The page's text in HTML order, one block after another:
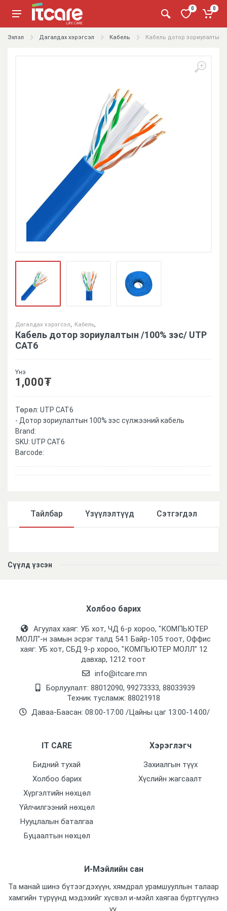
0 0
Эхлэл Дагалдах хэрэгсэл Кабель Кабель дотор зориулалтын /
Дагалдах хэрэгсэл Кабель
Кабель дотор зориулалтын /100% зэс/ UTP
CAT6
Үнэ
1,000₮
Төрөл: UTP CAT6
- Дотор зориулалтын 100% зэс сүлжээний кабель
Brand:
SKU: UTP CAT6
Barcode:
Тайлбар Үзүүлэлтүүд Сэтгэгдэл
Сүүлд үзсэн
Холбоо барих
Агуулах хаяг: УБ хот, ЧД 6-р хороо, "КОМПЬЮТЕР
МОЛЛ᠌"-н замын эсрэг талд 54.1 Байр-105 тоот, Оффис
хаяг: УБ хот, СБД 9-р хороо, "КОМПЬЮТЕР МОЛЛ᠌" 12
давхар, 1212 тоот
info@itcare.mn
Борлуулалт: 88012090, 99273333, 88033939
Техник тусламж: 88021918
Даваа-Баасан: 08:00-17:00 /Цайны цаг 13:00-14:00/
IT CARE
Бидний тухай
Холбоо барих
Хүргэлтийн нөхцөл
Үйлчилгээний нөхцөл
Нууцлалын баталгаа
Буцаалтын нөхцөл
Хэрэглэгч
Захиалгын түүх
Хүслийн жагсаалт
И-Мэйлийн сан
Та манай шинэ бүтээгдэхүүн, хямдрал урамшууллын талаар
хамгийн түрүүнд мэдэхийг хүсвэл и-мэйл хаягаа бүртгүүлнэ
үү.